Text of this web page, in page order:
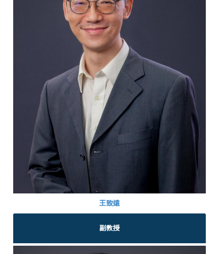
王致遠
副教授